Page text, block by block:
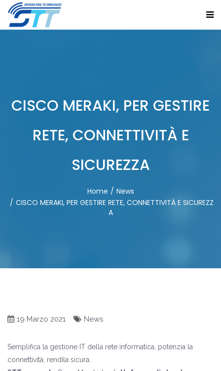
CISCO MERAKI, PER GESTIRE
RETE, CONNETTIVITÀ E
SICUREZZA
Home
News
CISCO MERAKI, PER GESTIRE RETE, CONNETTIVITÀ E SICUREZZ
A
19 Marzo 2021 News
Semplifica la gestione IT della rete informatica, potenzia la
connettività, rendila sicura.